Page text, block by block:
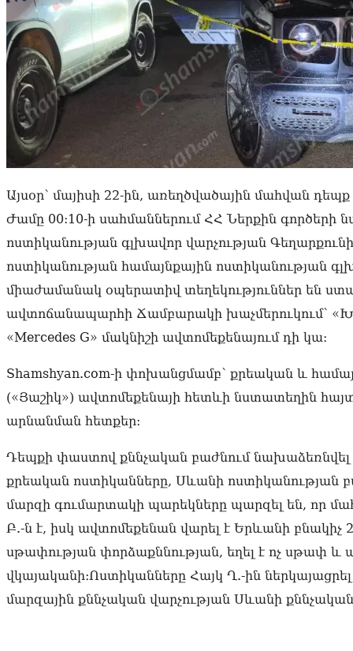
Այսօր՝ մայիսի 22-ին, առեղծվածային մահվան դեպք
Ժամը 00:10-ի սահմաններում ՀՀ Ներքին
ոստիկանության գլխավոր վարչության
ոստիկանության համայնքային ոստիկանության
միաժամանակ օպերատիվ տեղեկություններ են
ավտոճանապարհի Ճամբարակի խաչմերուկում՝
«Mercedes G» մակնիշի ավտոմեքենայում դի կա։
Shamshyan.com-ի փոխանցմամբ՝ քրեական և
(«Յաշիկ») ավտոմեքենայի հետևի նստատեղին
արնանման հետքեր։
Դեպքի փաստով քննչական բաժնում նախաձեռնվել
քրեական ոստիկանները, Սևանի ոստիկանության
մարզի գումարտակի պարեկները պարզել են, որ
Բ.-ն է, իսկ ավտոմեքենան վարել է Երևանի բնակիչ
սթափության փորձաքննության, եղել է ոչ սթափ
վկայականի։Ոստիկանները Հայկ Ղ.-ին
մարզային քննչական վարչության Սևանի